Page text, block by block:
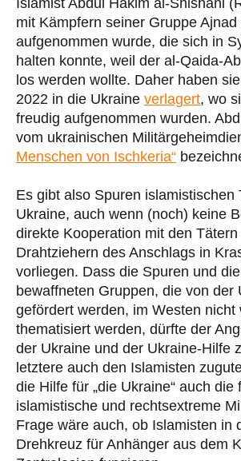
mit Kämpfern seiner Gruppe Ajnad
aufgenommen wurde, die sich in
halten konnte, weil der al-Qaida-
los werden wollte. Daher haben
2022 in die Ukraine verlagert, wo
freudig aufgenommen wurden.
vom ukrainischen
Menschen von Ischkeria“
Es gibt also Spuren islamistischen
Ukraine, auch wenn (noch) keine
direkte Kooperation mit den
Drahtziehern des Anschlags in
vorliegen. Dass die Spuren und
bewaffneten Gruppen, die von der
gefördert werden, im Westen nicht
thematisiert werden, dürfte der
der Ukraine und der Ukraine-Hilfe
letztere auch den Islamisten
die Hilfe für „die Ukraine“ auch die
islamistische und rechtsextreme
Frage wäre auch, ob Islamisten in
Drehkreuz für Anhänger aus dem